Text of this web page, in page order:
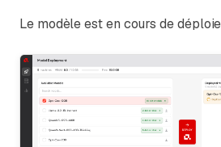
Le modèle est en cours de